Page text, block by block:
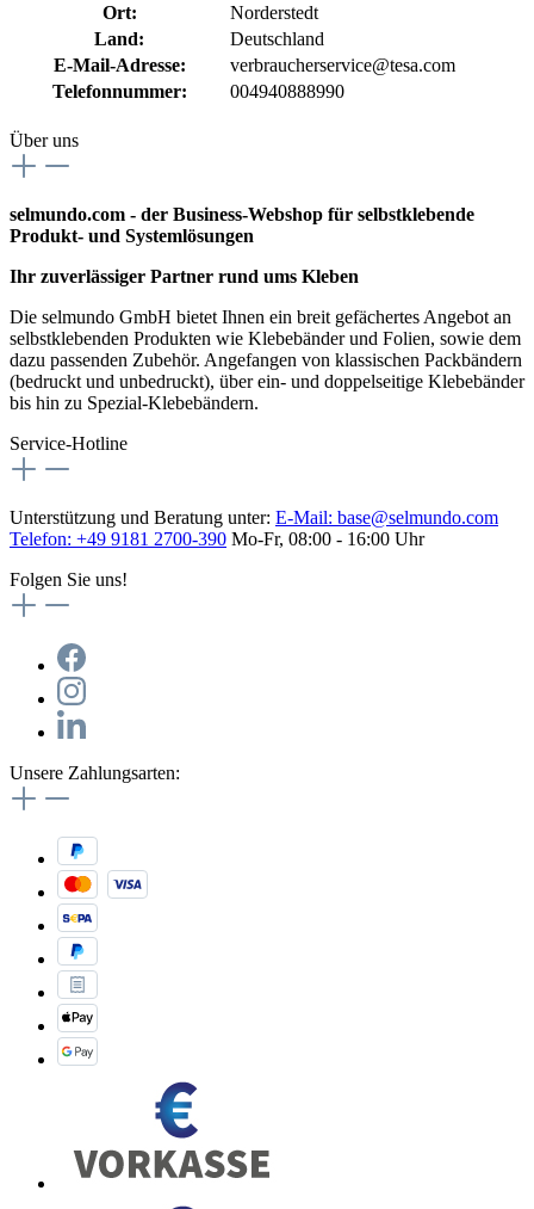
Ort:
Norderstedt
Land:
Deutschland
E-Mail-Adresse:
verbraucherservice@tesa.com
Telefonnummer:
004940888990
Über uns
selmundo.com - der Business-Webshop für selbstklebende
Produkt- und Systemlösungen
Ihr zuverlässiger Partner rund ums Kleben
Die selmundo GmbH bietet Ihnen ein breit gefächertes Angebot an
selbstklebenden Produkten wie Klebebänder und Folien, sowie dem
dazu passenden Zubehör. Angefangen von klassischen Packbändern
(bedruckt und unbedruckt), über ein- und doppelseitige Klebebänder
bis hin zu Spezial-Klebebändern.
Service-Hotline
Unterstützung und Beratung unter: E-Mail: base@selmundo.com
Telefon: +49 9181 2700-390 Mo-Fr, 08:00 - 16:00 Uhr
Folgen Sie uns!
Unsere Zahlungsarten: